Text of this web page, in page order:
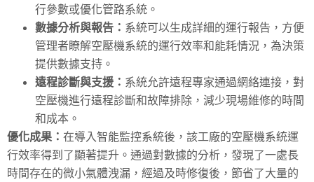
行參數或優化管路系統。
數據分析與報告： 系統可以生成詳細的運行報告，方便
管理者瞭解空壓機系統的運行效率和能耗情況，為決策
提供數據支持。
遠程診斷與支援： 系統允許遠程專家通過網絡連接，對
空壓機進行遠程診斷和故障排除，減少現場維修的時間
和成本。
優化成果： 在導入智能監控系統後，該工廠的空壓機系統運
行效率得到了顯著提升。通過對數據的分析，發現了一處長
時間存在的微小氣體洩漏，經過及時修復後，節省了大量的